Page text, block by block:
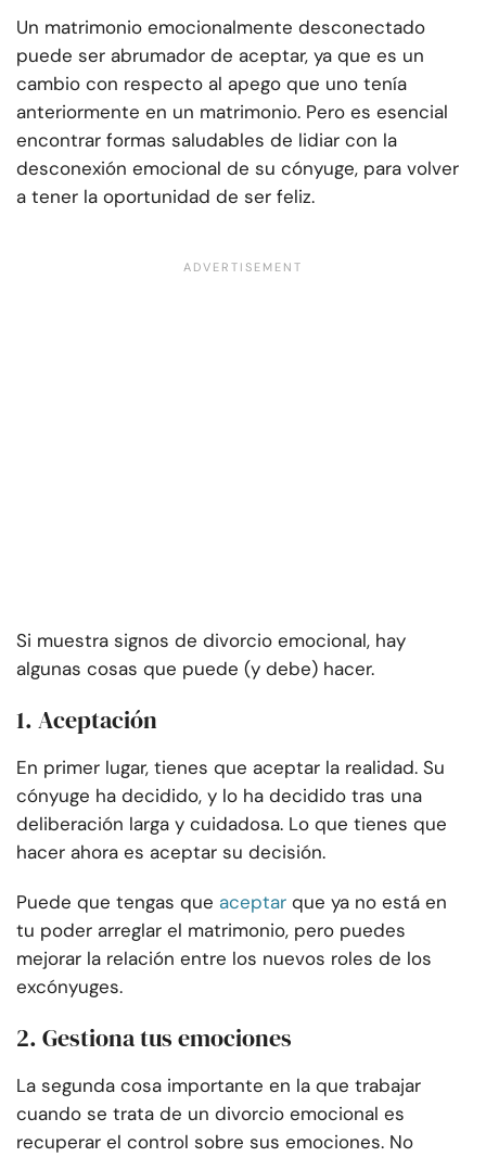
Un matrimonio emocionalmente desconectado
puede ser abrumador de aceptar, ya que es un
cambio con respecto al apego que uno tenía
anteriormente en un matrimonio. Pero es esencial
encontrar formas saludables de lidiar con la
desconexión emocional de su cónyuge, para volver
a tener la oportunidad de ser feliz.
Si muestra signos de divorcio emocional, hay
algunas cosas que puede (y debe) hacer.
1. Aceptación
En primer lugar, tienes que aceptar la realidad. Su
cónyuge ha decidido, y lo ha decidido tras una
deliberación larga y cuidadosa. Lo que tienes que
hacer ahora es aceptar su decisión.
Puede que tengas que aceptar que ya no está en
tu poder arreglar el matrimonio, pero puedes
mejorar la relación entre los nuevos roles de los
excónyuges.
2. Gestiona tus emociones
La segunda cosa importante en la que trabajar
cuando se trata de un divorcio emocional es
recuperar el control sobre sus emociones. No